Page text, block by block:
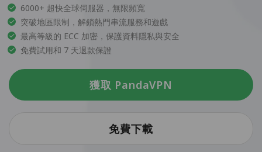
6000+ 超快全球伺服器，無限頻寬
突破地區限制，解鎖熱門串流服務和遊戲
最高等級的 ECC 加密，保護資料隱私與安全
免費試用和 7 天退款保證
獲取 PandaVPN
免費下載